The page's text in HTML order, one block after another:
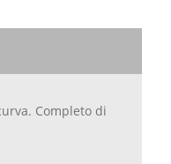
Completo di